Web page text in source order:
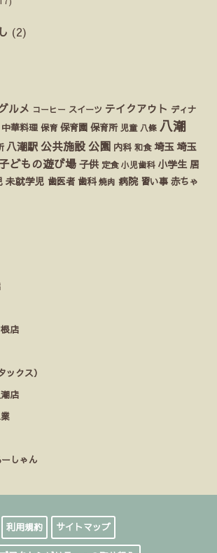
(2)
ルメ コーヒー スイーツ テイクアウト ディナ
中華料理 保育 保育園 保育所 児童 八條 八潮
八潮駅 公共施設 公園 内科 和食 埼玉 埼玉
どもの遊び場 子供 定食 小児歯科 小学生 居
未就学児 歯医者 歯科 焼肉 病院 習い事 赤ちゃ
店
クス）
店
しゃん
利用規約 サイトマップ